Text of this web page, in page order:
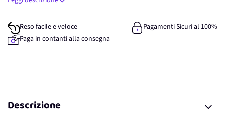
Reso facile e veloce
Pagamenti Sicuri al 100%
Paga in contanti alla consegna
Descrizione